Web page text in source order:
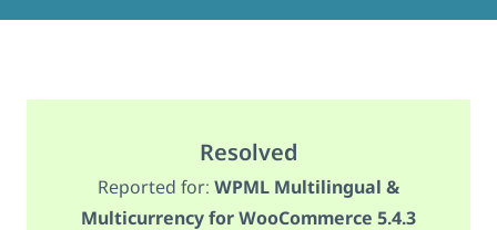
Resolved
Reported for: WPML Multilingual &
Multicurrency for WooCommerce 5.4.3